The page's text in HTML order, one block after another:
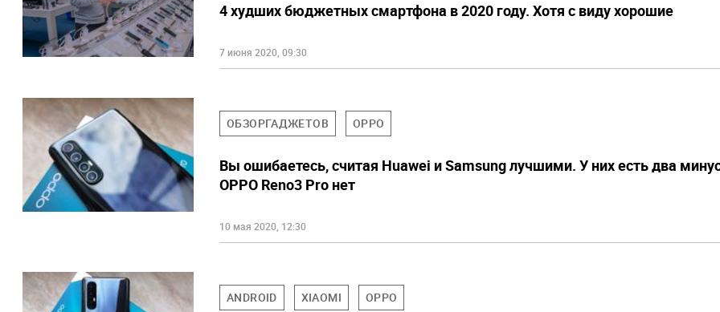
4 худших бюджетных смартфона в 2020 году. Хотя с виду хорошие
7 июня 2020, 09:30
ОБЗОРГАДЖЕТОВ OPPO
Вы ошибаетесь, считая Huawei и Samsung лучшими. У них есть два
OPPO Reno3 Pro нет
10 мая 2020, 12:30
ANDROID XIAOMI OPPO